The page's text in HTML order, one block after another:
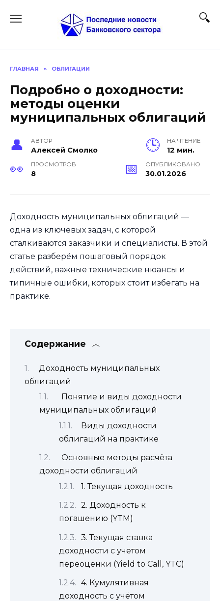
ГЛАВНАЯ » ОБЛИГАЦИИ
Подробно о доходности:
методы оценки
муниципальных облигаций
АВТОР
Алексей Смолко
НА ЧТЕНИЕ
12 мин.
ПРОСМОТРОВ
8
ОПУБЛИКОВАНО
30.01.2026
Доходность муниципальных облигаций —
одна из ключевых задач, с которой
сталкиваются заказчики и специалисты. В этой
статье разберём пошаговый порядок
действий, важные технические нюансы и
типичные ошибки, которых стоит избегать на
практике.
Содержание
Доходность муниципальных
облигаций
Понятие и виды доходности
муниципальных облигаций
Виды доходности
облигаций на практике
Основные методы расчёта
доходности облигаций
1. Текущая доходность
2. Доходность к
погашению (YTM)
3. Текущая ставка
доходности с учетом
переоценки (Yield to Call, YTC)
4. Кумулятивная
доходность с учётом